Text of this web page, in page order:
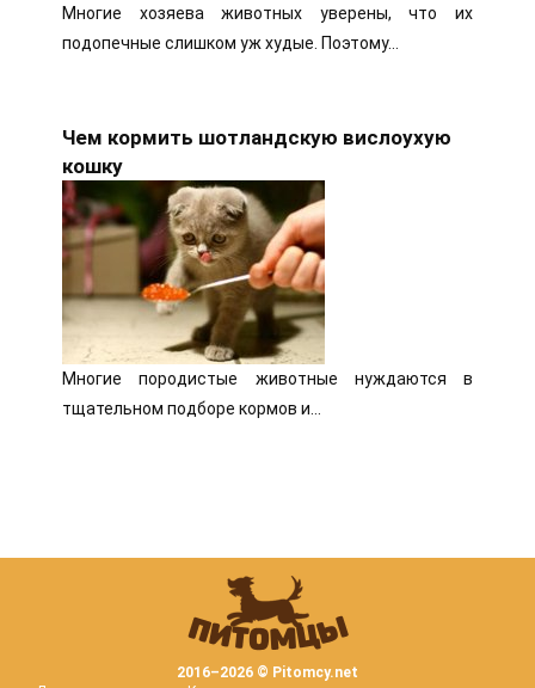
Многие хозяева животных уверены, что их
подопечные слишком уж худые. Поэтому…
Чем кормить шотландскую вислоухую
кошку
Многие породистые животные нуждаются в
тщательном подборе кормов и…
2016–2026 © Pitomcy.net